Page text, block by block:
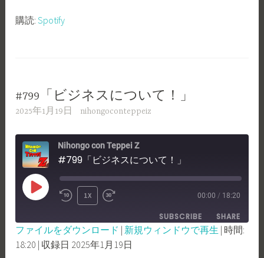
RSS FEED
LINK
購読:Spotify
#799「ビジネスについて！」
2025年1月19日 nihongoconteppeiz
Nihongo con Teppei Z
#799「ビジネスについて！」
PLAY
REWIND
10
SECONDS
1X
FAST
FORWARD
30
00:00 / 18:20
SUBSCRIBE SHARE
Spotify
SHARE
ファイルをダウンロード | 新規ウィンドウで再生 | 時間:
18:20 | 収録日 2025年1月19日